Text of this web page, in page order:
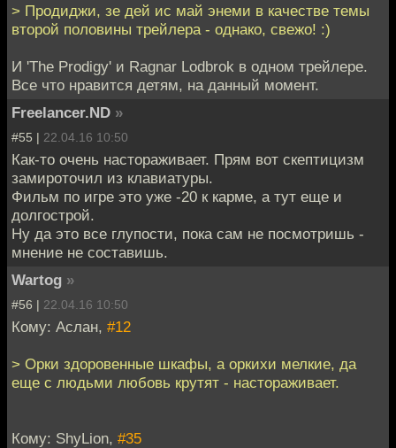
> Продиджи, зе дей ис май энеми в качестве темы
второй половины трейлера - однако, свежо! :)
И 'The Prodigy' и Ragnar Lodbrok в одном трейлере.
Все что нравится детям, на данный момент.
Freelancer.ND »
#55 | 22.04.16 10:50
Как-то очень настораживает. Прям вот скептицизм
замироточил из клавиатуры.
Фильм по игре это уже -20 к карме, а тут еще и
долгострой.
Ну да это все глупости, пока сам не посмотришь -
мнение не составишь.
Wartog »
#56 | 22.04.16 10:50
Кому: Аслан, #12
> Орки здоровенные шкафы, а оркихи мелкие, да
еще с людьми любовь крутят - настораживает.
Кому: ShyLion, #35